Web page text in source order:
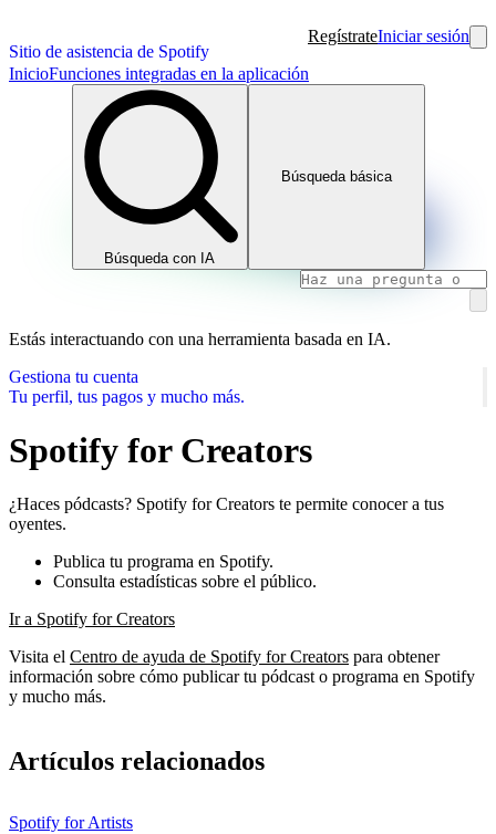
Sitio de asistencia de Spotify
RegístrateIniciar sesión
InicioFunciones integradas en la aplicación
Búsqueda con IA
Búsqueda básica
Estás interactuando con una herramienta basada en IA.
Gestiona tu cuenta
Tu perfil, tus pagos y mucho más.
Spotify for Creators
¿Haces pódcasts? Spotify for Creators te permite conocer a tus
oyentes.
Publica tu programa en Spotify.
Consulta estadísticas sobre el público.
Ir a Spotify for Creators
Visita el Centro de ayuda de Spotify for Creators para obtener
información sobre cómo publicar tu pódcast o programa en Spotify
y mucho más.
Artículos relacionados
Spotify for Artists